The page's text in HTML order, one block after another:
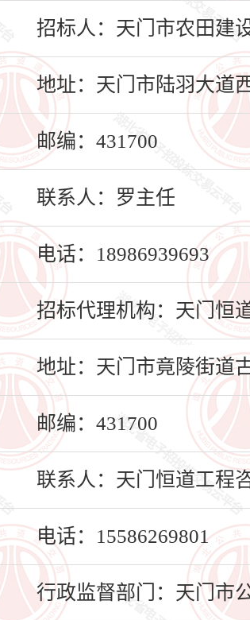
招标人：天门市农田建
地址：天门市陆羽大道
邮编：431700
联系人：罗主任
电话：18986939693
招标代理机构：天门恒
地址：天门市竟陵街道
邮编：431700
联系人：天门恒道工程
电话：15586269801
行政监督部门：天门市